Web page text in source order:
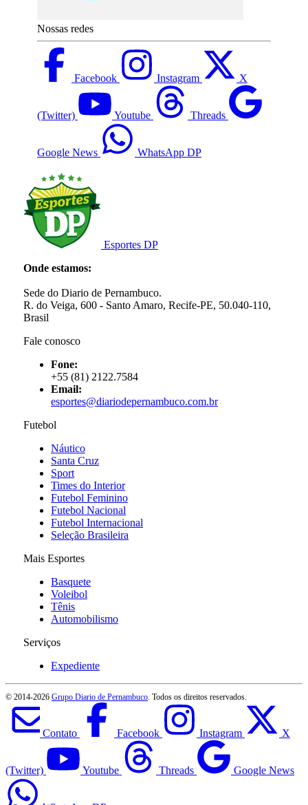
Nossas redes
Facebook Instagram X
(Twitter) Youtube Threads
Google News WhatsApp DP
Esportes DP
Onde estamos:
Sede do Diario de Pernambuco.
R. do Veiga, 600 - Santo Amaro, Recife-PE, 50.040-110,
Brasil
Fale conosco
Fone:
+55 (81) 2122.7584
Email:
esportes@diariodepernambuco.com.br
Futebol
Náutico
Santa Cruz
Sport
Times do Interior
Futebol Feminino
Futebol Nacional
Futebol Internacional
Seleção Brasileira
Mais Esportes
Basquete
Voleibol
Tênis
Automobilismo
Serviços
Expediente
© 2014-2026 Grupo Diario de Pernambuco. Todos os direitos reservados.
Contato Facebook Instagram X
(Twitter) Youtube Threads Google News